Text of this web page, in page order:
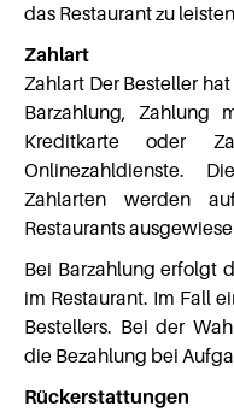
das Restaurant zu
Zahlart
Zahlart Der Besteller
Barzahlung, Zahlung
Kreditkarte oder
Onlinezahldienste.
Zahlarten werden
Restaurants
Bei Barzahlung erfolgt
im Restaurant. Im Fall
Bestellers. Bei der
die Bezahlung bei
Rückerstattungen